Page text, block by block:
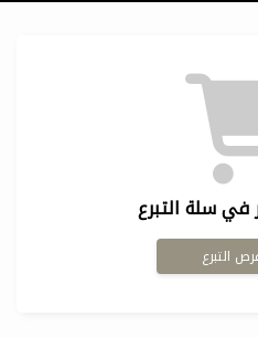
في سلة التبرع
التبرع